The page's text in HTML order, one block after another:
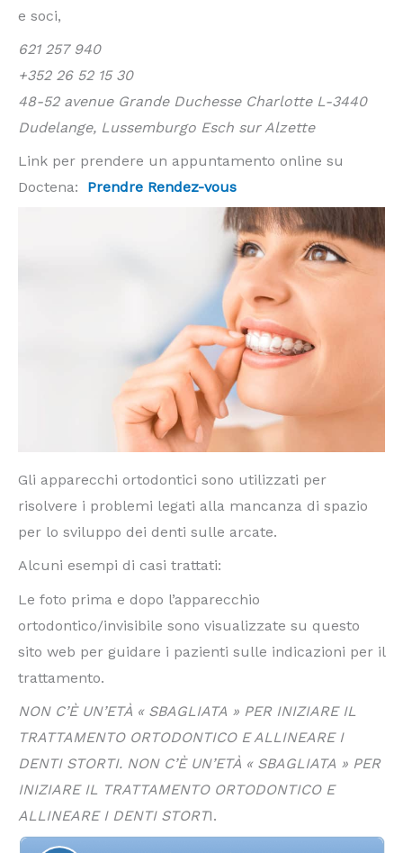
e soci,
621 257 940
+352 26 52 15 30
48-52 avenue Grande Duchesse Charlotte L-3440
Dudelange, Lussemburgo Esch sur Alzette
Link per prendere un appuntamento online su
Doctena: Prendre Rendez-vous
Gli apparecchi ortodontici sono utilizzati per
risolvere i problemi legati alla mancanza di spazio
per lo sviluppo dei denti sulle arcate.
Alcuni esempi di casi trattati:
Le foto prima e dopo l’apparecchio
ortodontico/invisibile sono visualizzate su questo
sito web per guidare i pazienti sulle indicazioni per il
trattamento.
NON C’È UN’ETÀ « SBAGLIATA » PER INIZIARE IL
TRATTAMENTO ORTODONTICO E ALLINEARE I
DENTI STORTI. NON C’È UN’ETÀ « SBAGLIATA » PER
INIZIARE IL TRATTAMENTO ORTODONTICO E
ALLINEARE I DENTI STORTI.